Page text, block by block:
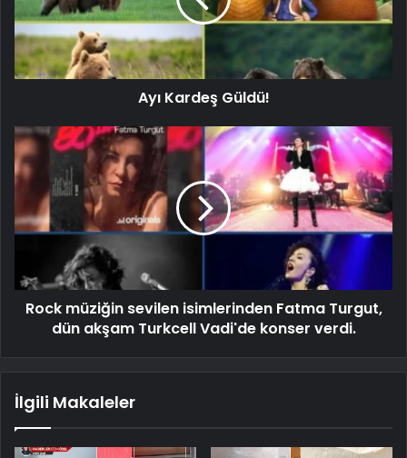
Ayı Kardeş Güldü!
Rock müziğin sevilen isimlerinden Fatma Turgut,
dün akşam Turkcell Vadi'de konser verdi.
İlgili Makaleler